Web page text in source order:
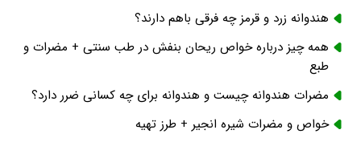
هندوانه زرد و قرمز چه فرقی باهم دارند؟
همه چیز درباره خواص ریحان بنفش در طب سنتی + مضرات و
طبع
مضرات هندوانه چیست و هندوانه برای چه کسانی ضرر دارد؟
خواص و مضرات شیره انجیر + طرز تهیه